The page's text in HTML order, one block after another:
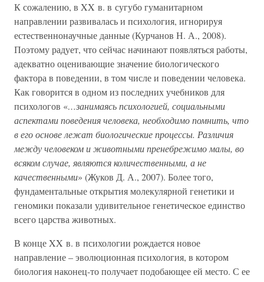
К сожалению, в XX в. в сугубо гуманитарном
направлении развивалась и психология, игнорируя
естественнонаучные данные (Курчанов Н. А., 2008).
Поэтому радует, что сейчас начинают появляться работы,
адекватно оценивающие значение биологического
фактора в поведении, в том числе и поведении человека.
Как говорится в одном из последних учебников для
психологов «…занимаясь психологией, социальными
аспектами поведения человека, необходимо помнить, что
в его основе лежат биологические процессы. Различия
между человеком и животными пренебрежимо малы, во
всяком случае, являются количественными, а не
качественными» (Жуков Д. А., 2007). Более того,
фундаментальные открытия молекулярной генетики и
геномики показали удивительное генетическое единство
всего царства животных.
В конце XX в. в психологии рождается новое
направление – эволюционная психология, в котором
биология наконец-то получает подобающее ей место. С ее